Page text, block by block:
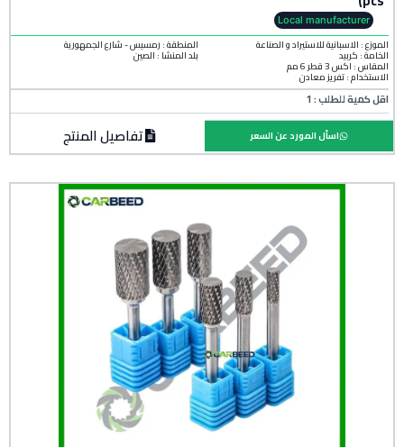
Local manufacturer
الموزع : الاسبانية للاستيراد و الصناعة
الخامة : كربيد
المنطقة : رمسيس - شارع الجمهورية
بلد المنشأ : الصين
المقاس : اكس 3 قطر 6 مم
الاستخدام : تفريز معادن
اقل كمية للطلب : 1
تفاصيل المنتج اسأل المورد عن السعر